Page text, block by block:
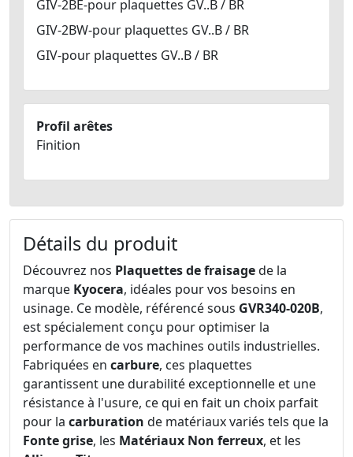
GIV-2BE-pour plaquettes GV..B / BR
GIV-2BW-pour plaquettes GV..B / BR
GIV-pour plaquettes GV..B / BR
Profil arêtes
Finition
Détails du produit
Découvrez nos Plaquettes de fraisagede la
marque Kyocera, idéales pour vos besoins en
usinage. Ce modèle, référencé sous GVR340-020B,
est spécialement conçu pour optimiser la
performance de vos machines outils industrielles.
Fabriquées en carbure, ces plaquettes
garantissent une durabilité exceptionnelle et une
résistance à l'usure, ce qui en fait un choix parfait
pour la carburation de matériaux variés tels que la
Fonte grise, les Matériaux Non ferreux, et les